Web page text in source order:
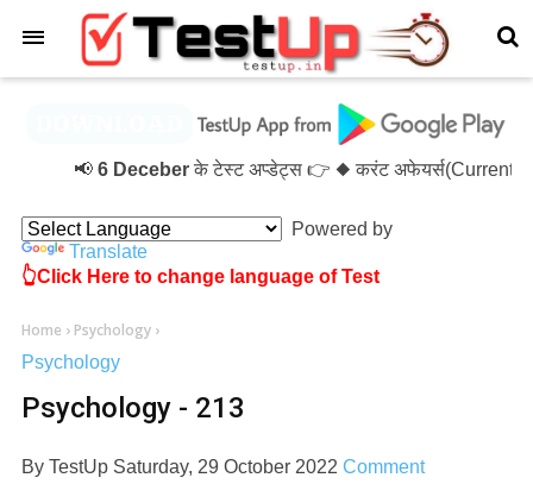
6 Deceberके टेस्ट अप्डेट्स 👉 ◆ करंट अफेयर्स(Current
Powered by
Translate
👆Click Here to change language of Test
Home › Psychology ›
Psychology
Psychology - 213
By TestUp Saturday, 29 October 2022 Comment